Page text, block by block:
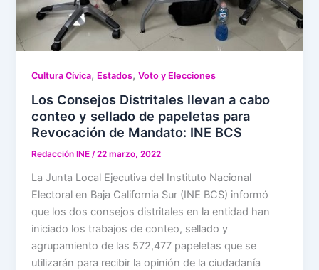
Cultura Cívica, Estados,Voto y Elecciones
Los Consejos Distritales llevan a cabo
conteo y sellado de papeletas para
Revocación de Mandato: INE BCS
Redacción INE/22 marzo, 2022
La Junta Local Ejecutiva del Instituto Nacional
Electoral en Baja California Sur (INE BCS) informó
que los dos consejos distritales en la entidad han
iniciado los trabajos de conteo, sellado y
agrupamiento de las 572,477 papeletas que se
utilizarán para recibir la opinión de la ciudadanía